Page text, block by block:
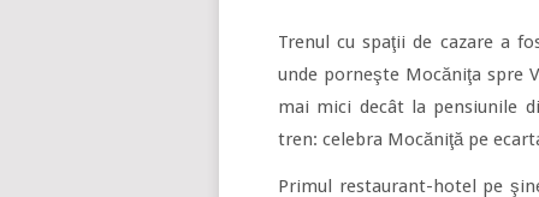
Trenul cu spaţii de cazare a
unde porneşte Mocăniţa spre
mai mici decât la pensiunile
tren: celebra Mocăniţă pe
Primul restaurant-hotel pe